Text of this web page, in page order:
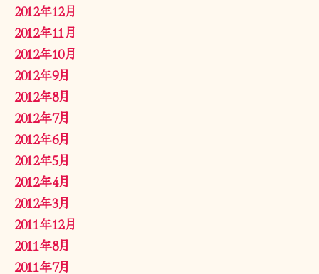
2012年12月
2012年11月
2012年10月
2012年9月
2012年8月
2012年7月
2012年6月
2012年5月
2012年4月
2012年3月
2011年12月
2011年8月
2011年7月